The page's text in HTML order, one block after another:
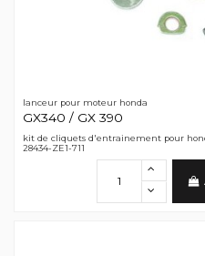
lanceur pour moteur honda
GX340 / GX 390
kit de cliquets d'entrainement pour
28434-ZE1-711